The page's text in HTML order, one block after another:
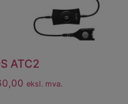
ATC2
eksl. mva.